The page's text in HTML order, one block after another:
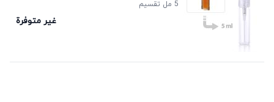
5 مل تقسيم
غير متوفرة